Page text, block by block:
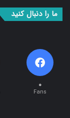
ما را دنبال کنید
۰
Fans